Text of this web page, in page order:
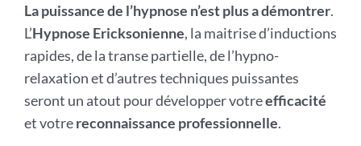
La puissance de l’hypnose n’est plus a démontrer.
L’Hypnose Ericksonienne, la maitrise d’inductions
rapides, de la transe partielle, de l’hypno-
relaxation et d’autres techniques puissantes
seront un atout pour développer votreefficacité
et votrereconnaissance professionnelle.